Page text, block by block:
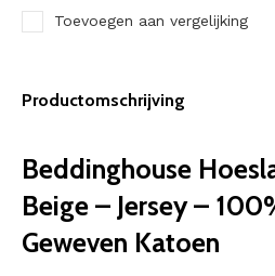
Toevoegen aan vergelijking
Productomschrijving
Beddinghouse
Beige – Jersey –
Geweven Katoen